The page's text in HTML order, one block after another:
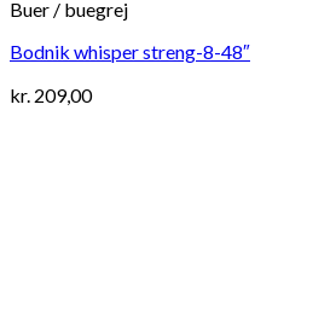
Buer / buegrej
Bodnik whisper streng-8-48″
kr. 209,00